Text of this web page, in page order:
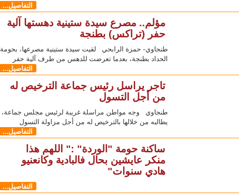
التفاصيل...
مؤلم.. مصرع سيدة ستينية دهستها آلية
حفر (تراكس) بطنجة
طنجاوي- حمزة الرابحي لقيت سيدة ستينية مصرعها، بحومة
الحداد بطنجة، بعدما تعرضت للدهس من طرف آلية حفر
التفاصيل...
تاجر يراسل رئيس جماعة الترخيص له
من أجل التسول
طنجاوي وجه مواطن مراسلة غريبة لرئيس مجلس جماعة،
يطالبه من خلالها بالترخيص له من أجل مزاولة التسول
التفاصيل...
ساكنة حومة "الوردة" :" اللهم هذا
منكر عايشين بحال فالبادية وكانعنيو
هادي سنوات"
التفاصيل...